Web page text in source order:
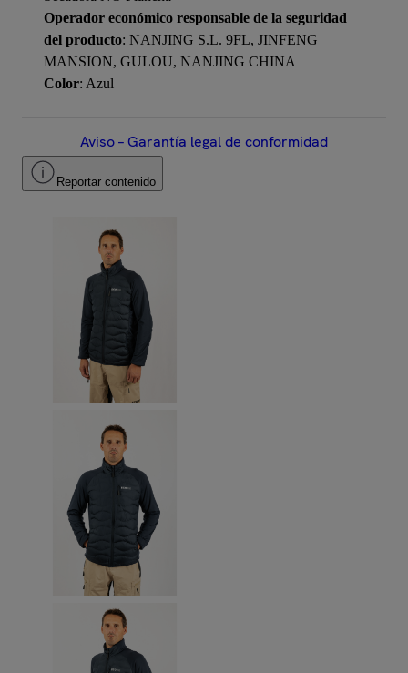
Operador económico responsable de la seguridad
del producto: NANJING S.L. 9FL, JINFENG
MANSION, GULOU, NANJING CHINA
Color: Azul
Aviso – Garantía legal de conformidad
Reportar contenido